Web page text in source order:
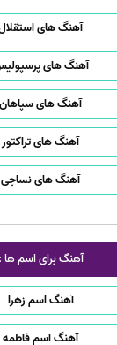
آهنگ های
آهنگ های
آهنگ های سپاهان
آهنگ های تراکتور
آهنگ های نساجی
آهنگ برای اسم ها :
آهنگ اسم زهرا
آهنگ اسم فاطمه